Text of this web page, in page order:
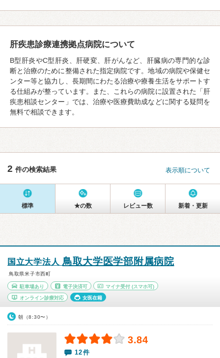
肝疾患診療連携拠点病院について
B型肝炎やC型肝炎、肝硬変、肝がんなど、肝臓病の専門的な診
断と治療のために整備された指定病院です。地域の病院や保健セ
ンター等と協力し、長期間にわたる治療や療養生活をサポートす
る仕組みが整っています。また、これらの病院に設置された「肝
疾患相談センター」では、治療や医療費助成などに関する疑問を
無料で相談できます。
2 件の検索結果 表示順について
標準 ★の数 レビュー数 新着・更新
国立大学法人 鳥取大学医学部附属病院
鳥取県米子市西町
駐車場あり 電子決済可 マイナ受付 (スマホ可)
オンライン診療対応 女医在籍
朝（8:30〜）
3.84
12件